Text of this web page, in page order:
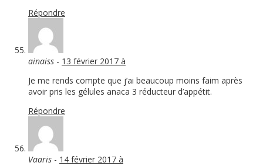
Répondre
ainaiss - 13 février 2017 à
Je me rends compte que j’ai beaucoup moins faim après
avoir pris les gélules anaca 3 réducteur d’appétit.
Répondre
Vaaris - 14 février 2017 à